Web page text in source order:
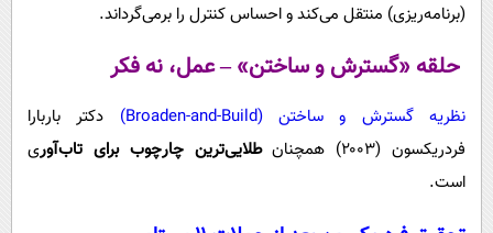
(برنامه‌ریزی) منتقل می‌کند و احساس کنترل را برمی‌گرداند.
حلقه «گسترش و ساختن» – عمل، نه فکر
نظریه گسترش و ساختن (Broaden-and-Build)
دکتر باربارا
فردریکسون (۲۰۰۳) همچنان
طلایی‌ترین چارچوب برای تاب‌آوری
است.